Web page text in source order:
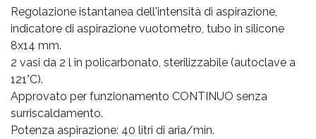
Regolazione istantanea dell'intensità di aspirazione,
indicatore di aspirazione vuotometro, tubo in silicone
8x14 mm.
2 vasi da 2 l in policarbonato, sterilizzabile (autoclave a
121°C).
Approvato per funzionamento CONTINUO senza
surriscaldamento.
Potenza aspirazione: 40 litri di aria/min.